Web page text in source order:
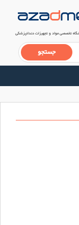
تخصصی مواد و تجهیزات دندانپزشکی